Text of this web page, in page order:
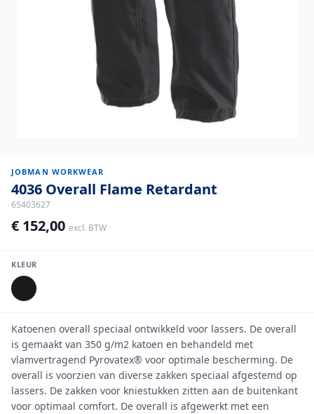
JOBMAN WORKWEAR
4036 Overall Flame Retardant
65403627
€ 152,00 excl. BTW
KLEUR
Katoenen overall speciaal ontwikkeld voor lassers. De overall
is gemaakt van 350 g/m2 katoen en behandeld met
vlamvertragend Pyrovatex® voor optimale bescherming. De
overall is voorzien van diverse zakken speciaal afgestemd op
lassers. De zakken voor kniestukken zitten aan de buitenkant
voor optimaal comfort. De overall is afgewerkt met een